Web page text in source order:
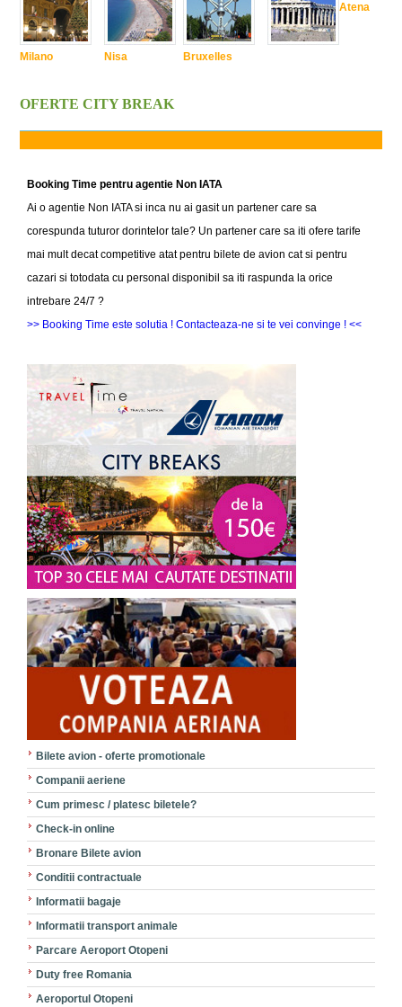
Milano Nisa Bruxelles
Atena
OFERTE CITY BREAK
Booking Time pentru agentie Non IATA
Ai o agentie Non IATA si inca nu ai gasit un partener care sa
corespunda tuturor dorintelor tale? Un partener care sa iti ofere tarife
mai mult decat competitive atat pentru bilete de avion cat si pentru
cazari si totodata cu personal disponibil sa iti raspunda la orice
intrebare 24/7 ?
>> Booking Time este solutia ! Contacteaza-ne si te vei convinge ! <<
Bilete avion - oferte promotionale
Companii aeriene
Cum primesc / platesc biletele?
Check-in online
Bronare Bilete avion
Conditii contractuale
Informatii bagaje
Informatii transport animale
Parcare Aeroport Otopeni
Duty free Romania
Aeroportul Otopeni